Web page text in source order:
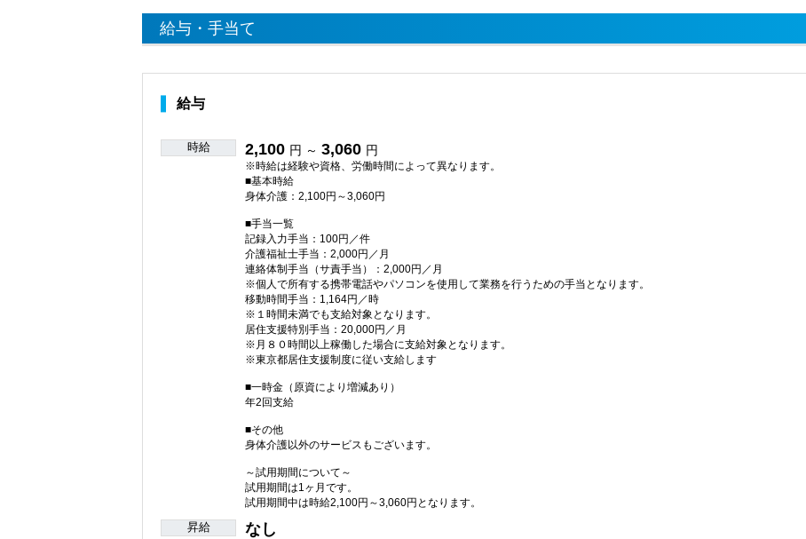
給与・手当て
給与
時給 2,100 円 ～ 3,060 円
※時給は経験や資格、労働時間によって異なります。
■基本時給
身体介護：2,100円～3,060円
■手当一覧
記録入力手当：100円／件
介護福祉士手当：2,000円／月
連絡体制手当（サ責手当）：2,000円／月
※個人で所有する携帯電話やパソコンを使用して業務を行うための手当となります。
移動時間手当：1,164円／時
※１時間未満でも支給対象となります。
居住支援特別手当：20,000円／月
※月８０時間以上稼働した場合に支給対象となります。
※東京都居住支援制度に従い支給します
■一時金（原資により増減あり）
年2回支給
■その他
身体介護以外のサービスもございます。
～試用期間について～
試用期間は1ヶ月です。
試用期間中は時給2,100円～3,060円となります。
昇給 なし